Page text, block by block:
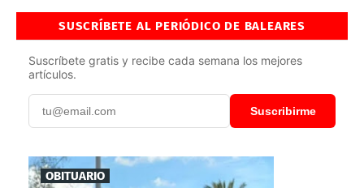
SUSCRÍBETE AL PERIÓDICO DE BALEARES
Suscríbete gratis y recibe cada semana los mejores
artículos.
Suscribirme
OBITUARIO